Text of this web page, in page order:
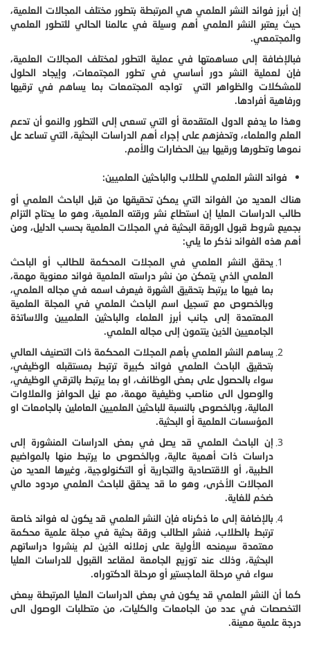
إن أبرز فوائد النشر العلمي هي المرتبطة بتطور مختلف المجالات العلمية،
حيث يعتبر النشر العلمي أهم وسيلة في عالمنا الحالي للتطور العلمي
والمجتمعي.
فبالإضافة إلى مساهمتها في عملية التطور لمختلف المجالات العلمية،
فإن لعملية النشر دور أساسي في تطور المجتمعات، وإيجاد الحلول
للمشكلات والظواهر التي تواجه المجتمعات بما يساهم في ترقيها
ورفاهية أفرادها.
وهذا ما يدفع الدول المتقدمة أو التي تسعى إلى التطور والنمو أن تدعم
العلم والعلماء، وتحفزهم على إجراء أهم الدراسات البحثية، التي تساعد عل
نموها وتطورها ورقيها بين الحضارات والأمم.
فوائد النشر العلمي للطلاب والباحثين العلميين:
هناك العديد من الفوائد التي يمكن تحقيقها من قبل الباحث العلمي أو
طالب الدراسات العليا إن استطاع نشر ورقته العلمية، وهو ما يحتاج التزام
بجميع شروط قبول الورقة البحثية في المجلات العلمية بحسب الدليل، ومن
أهم هذه الفوائد نذكر ما يلي:
يحقق النشر العلمي في المجلات المحكمة للطالب أو الباحث
العلمي الذي يتمكن من نشر دراسته العلمية فوائد معنوية مهمة،
بما فيها ما يرتبط بتحقيق الشهرة فيعرف اسمه في مجاله العلمي،
وبالخصوص مع تسجيل اسم الباحث العلمي في المجلة العلمية
المعتمدة إلى جانب أبرز العلماء والباحثين العلميين والاساتذة
الجامعيين الذين ينتمون إلى مجاله العلمي.
يساهم النشر العلمي بأهم المجلات المحكمة ذات التصنيف العالي
بتحقيق الباحث العلمي فوائد كبيرة ترتبط بمستقبله الوظيفي،
سواء بالحصول على بعض الوظائف، او بما يرتبط بالترقي الوظيفي،
والوصول الى مناصب وظيفية مهمة، مع نيل الحوافز والعلاوات
المالية، وبالخصوص بالنسبة للباحثين العلميين العاملين بالجامعات او
المؤسسات العلمية أو البحثية.
إن الباحث العلمي قد يصل في بعض الدراسات المنشورة إلى
دراسات ذات أهمية عالية، وبالخصوص ما يرتبط منها بالمواضيع
الطبية، أو الاقتصادية والتجارية أو التكنولوجية، وغيرها العديد من
المجالات الأخرى، وهو ما قد يحقق للباحث العلمي مردود مالي
ضخم للغاية.
بالإضافة إلى ما ذكرناه فإن النشر العلمي قد يكون له فوائد خاصة
ترتبط بالطلاب، فنشر الطالب ورقة بحثية في مجلة علمية محكمة
معتمدة سيمنحه الأولية على زملائه الذين لم ينشروا دراساتهم
البحثية، وذلك عند توزيع الجامعة لمقاعد القبول للدراسات العليا
سواء في مرحلة الماجستير أو مرحلة الدكتوراه.
كما أن النشر العلمي قد يكون في بعض الدراسات العليا المرتبطة ببعض
التخصصات في عدد من الجامعات والكليات، من متطلبات الوصول الى
درجة علمية معينة.